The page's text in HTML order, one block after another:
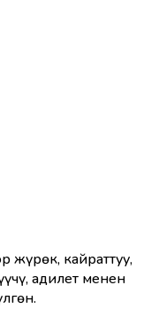
жүрөк, кайраттуу,
адилет менен